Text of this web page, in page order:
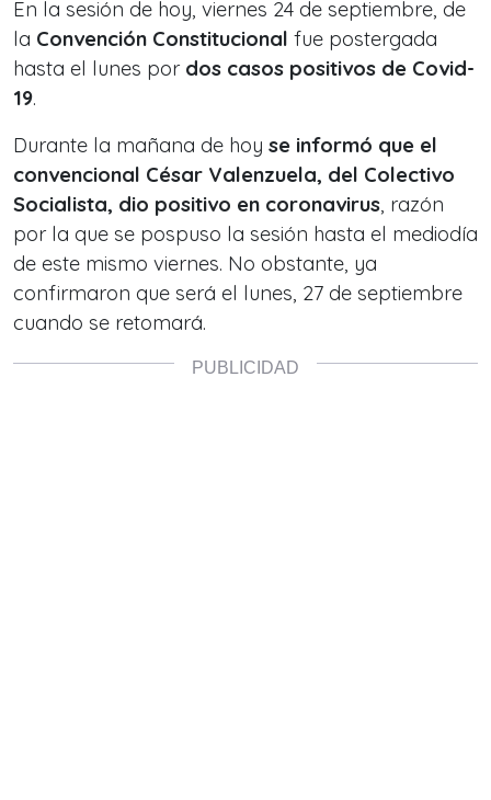
En la sesión de hoy, viernes 24 de septiembre, de
la Convención Constitucional fue postergada
hasta el lunes por dos casos positivos de Covid-
19.
Durante la mañana de hoy se informó que el
convencional César Valenzuela, del Colectivo
Socialista, dio positivo en coronavirus, razón
por la que se pospuso la sesión hasta el mediodía
de este mismo viernes. No obstante, ya
confirmaron que será el lunes, 27 de septiembre
cuando se retomará.